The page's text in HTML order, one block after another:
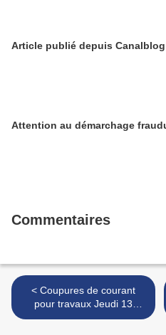
Article publié depuis Canalblog
Attention au démarchage
Commentaires
< Coupures de courant
pour travaux Jeudi 13
octobre rue accary et